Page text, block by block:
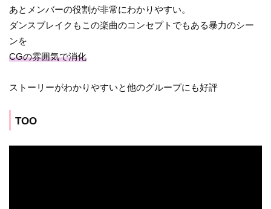
あとメンバーの役割が非常にわかりやすい。
ダンスブレイクもこの楽曲のコンセプトでもある暴力のシー
ンを
CGの雰囲気で消化
ストーリーがわかりやすいと他のグループにも好評
TOO